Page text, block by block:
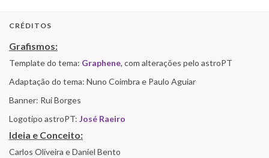
CRÉDITOS
Grafismos:
Template do tema: Graphene, com alterações pelo astroPT
Adaptação do tema: Nuno Coimbra e Paulo Aguiar
Banner: Rui Borges
Logotipo astroPT: José Raeiro
Ideia e Conceito:
Carlos Oliveira e Daniel Bento